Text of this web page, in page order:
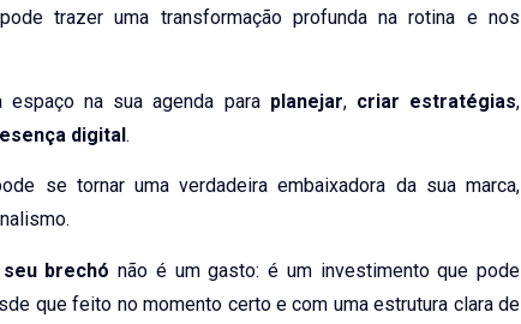
trazer uma transformação profunda na rotina e nos
na sua agenda para planejar, criar estratégias,
digital.
se tornar uma verdadeira embaixadora da sua marca,
brechó não é um gasto: é um investimento que pode
que feito no momento certo e com uma estrutura clara de